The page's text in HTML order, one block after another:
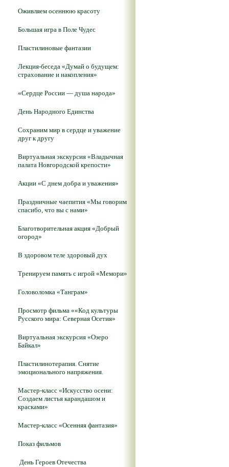
Оживляем осеннюю красоту
Большая игра в Поле Чудес
Пластилиновые фантазии
Лекция-беседа «Думай о будущем:
страхование и накопления»
«Сердце России — душа народа»
День Народного Единства
Сохраним мир в сердце и уважение
друг к другу
Виртуальная экскурсия «Владычная
палата Новгородской крепости»
Акции «С днем добра и уважения»
Праздничные чаепития «Мы говорим
спасибо, что вы с нами»
Благотворительная акция «Добрый
огород»
В здоровом теле здоровый дух
Тренируем память с игрой «Мемори»
Головоломка «Танграм»
Просмотр фильма ««Код культуры
Русского мира: Северная Осетия»
Виртуальная экскурсия «Озеро
Байкал»
Пластилинотерапия. Снятие
эмоционального напряжения.
Мастер-класс «Искусство осени:
Создаем листья карандашом и
красками»
Мастер-класс «Осенняя фантазия»
Показ фильмов
День Героев Отечества